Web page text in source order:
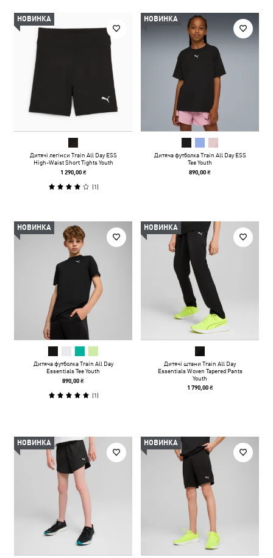
НОВИНКА
Дитячі легінси Train All Day ESS
High-Waist Short Tights Youth
1 290,00 ₴
(1)
НОВИНКА
Дитяча футболка Train All Day ESS
Tee Youth
890,00 ₴
НОВИНКА
Дитяча футболка Train All Day
Essentials Tee Youth
890,00 ₴
(1)
НОВИНКА
Дитячі штани Train All Day
Essentials Woven Tapered Pants
Youth
1 790,00 ₴
НОВИНКА НОВИНКА